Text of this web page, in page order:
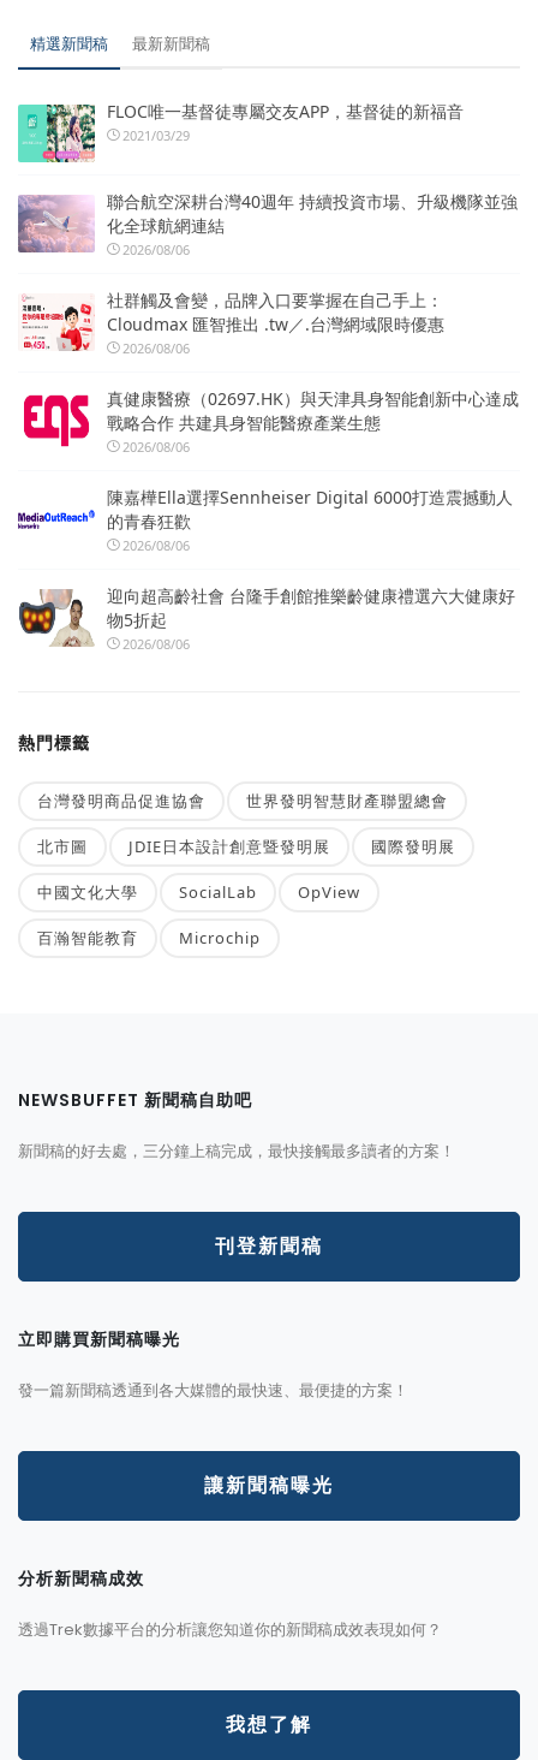
精選新聞稿 最新新聞稿
FLOC唯一基督徒專屬交友APP，基督徒的新福音
2021/03/29
聯合航空深耕台灣40週年 持續投資市場、升級機隊並強
化全球航網連結
2026/08/06
社群觸及會變，品牌入口要掌握在自己手上：
Cloudmax 匯智推出 .tw／.台灣網域限時優惠
2026/08/06
真健康醫療（02697.HK）與天津具身智能創新中心達成
戰略合作 共建具身智能醫療產業生態
2026/08/06
陳嘉樺Ella選擇Sennheiser Digital 6000打造震撼動人
的青春狂歡
2026/08/06
迎向超高齡社會 台隆手創館推樂齡健康禮選六大健康好
物5折起
2026/08/06
熱門標籤
台灣發明商品促進協會 世界發明智慧財產聯盟總會
北市圖 JDIE日本設計創意暨發明展 國際發明展
中國文化大學 SocialLab OpView
百瀚智能教育 Microchip
NEWSBUFFET 新聞稿自助吧
新聞稿的好去處，三分鐘上稿完成，最快接觸最多讀者的方案！
刊登新聞稿
立即購買新聞稿曝光
發一篇新聞稿透通到各大媒體的最快速、最便捷的方案！
讓新聞稿曝光
分析新聞稿成效
透過Trek數據平台的分析讓您知道你的新聞稿成效表現如何？
我想了解